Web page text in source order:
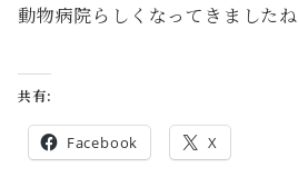
動物病院らしくなってきましたね
共有:
Facebook X